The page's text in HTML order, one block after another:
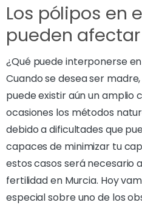
Los pólipos en
pueden
¿Qué puede interponerse
Cuando se desea ser
puede existir aún un amplio
ocasiones los métodos
debido a dificultades que
capaces de minimizar tu
estos casos será necesario
fertilidad en Murcia. Hoy
especial sobre uno de los